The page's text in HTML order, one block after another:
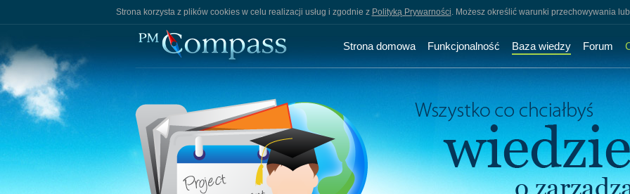
Strona korzysta z plików cookies w celu realizacji usług i zgodnie z Polityką Prywarności. Możesz określić warunki przechowywania
Strona domowa Funkcjonalność Baza wiedzy Forum